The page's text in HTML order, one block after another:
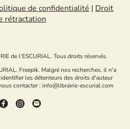
de confidentialité | Droit
rétractation
de l'ESCURIAL. Tous droits réservés.
Freepik. Malgré nos recherches, il n'a
les détenteurs des droits d'auteur
contacter : info@librairie-escurial.com